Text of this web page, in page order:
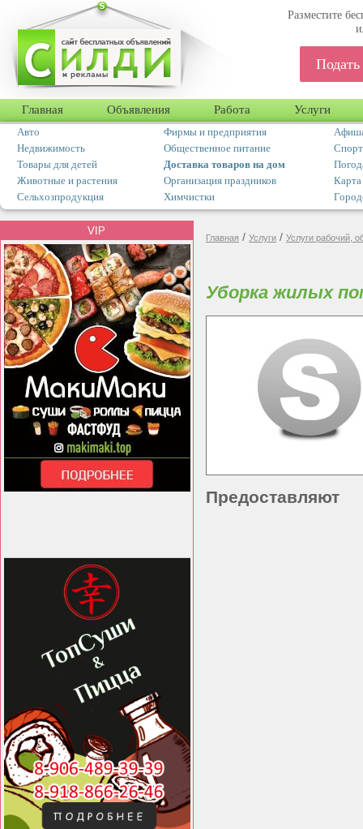
Разместите
Главная Объявления Работа Услуги
Авто Фирмы и предприятия
Недвижимость
Общественное питание
Товары для детей
Доставка товаров на дом
Животные и растения
Организация праздников
Карта
Сельхозпродукция
Химчистки
VIP
Главная / Услуги / Услуги рабочий,
Уборка жилых
Предоставляют